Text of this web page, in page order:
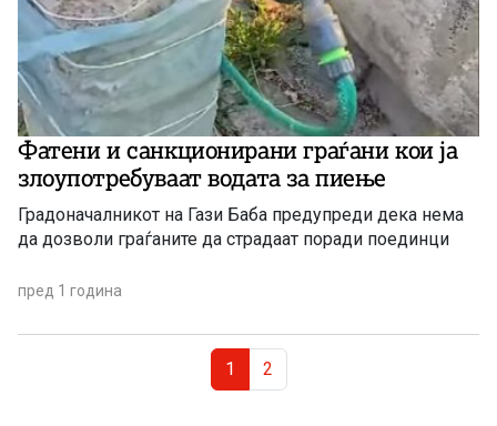
Фатени и санкционирани граѓани кои ја
злоупотребуваат водата за пиење
Градоначалникот на Гази Баба предупреди дека нема
да дозволи граѓаните да страдаат поради поединци
пред 1 година
Current Page
1 Page
2